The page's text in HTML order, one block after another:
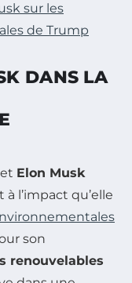
sur les
de Trump
DANS LA
et Elon Musk
l’impact qu’elle
son
renouvelables